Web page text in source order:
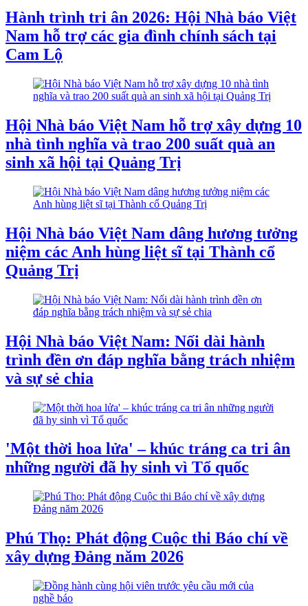
Hành trình tri ân 2026: Hội Nhà báo Việt
Nam hỗ trợ các gia đình chính sách tại
Cam Lộ
Hội Nhà báo Việt Nam hỗ trợ xây dựng 10
nhà tình nghĩa và trao 200 suất quà an
sinh xã hội tại Quảng Trị
Hội Nhà báo Việt Nam dâng hương tưởng
niệm các Anh hùng liệt sĩ tại Thành cổ
Quảng Trị
Hội Nhà báo Việt Nam: Nối dài hành
trình đền ơn đáp nghĩa bằng trách nhiệm
và sự sẻ chia
'Một thời hoa lửa' – khúc tráng ca tri ân
những người đã hy sinh vì Tổ quốc
Phú Thọ: ​Phát động Cuộc thi Báo chí về
xây dựng Đảng năm 2026